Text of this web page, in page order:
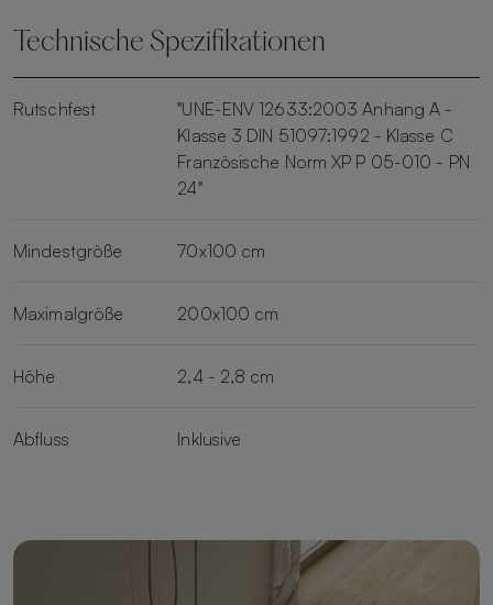
Technische Spezifikationen
Rutschfest
"UNE-ENV 12633:2003 Anhang A -
Klasse 3 DIN 51097:1992 - Klasse C
Französische Norm XP P 05-010 - PN
24"
Mindestgröße 70x100 cm
Maximalgröße 200x100 cm
Höhe 2,4 - 2,8 cm
Abfluss Inklusive